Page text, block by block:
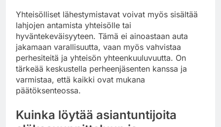
Yhteisölliset lähestymistavat voivat myös sisältää
lahjojen antamista yhteisölle tai
hyväntekeväisyyteen. Tämä ei ainoastaan auta
jakamaan varallisuutta, vaan myös vahvistaa
perhesiteitä ja yhteisön yhteenkuuluvuutta. On
tärkeää keskustella perheenjäsenten kanssa ja
varmistaa, että kaikki ovat mukana
päätöksenteossa.
Kuinka löytää asiantuntijoita